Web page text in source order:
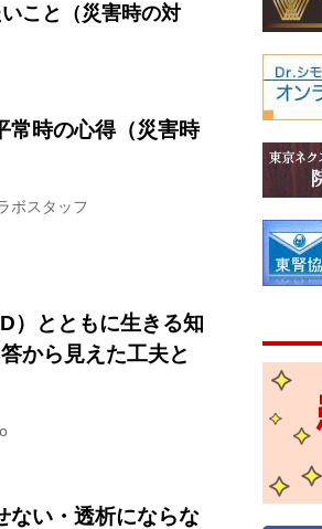
こと（災害時の対
常時の心得（災害時
ボスタッフ
）とともに生きる知
から見えた工夫と
ない・透析にならな